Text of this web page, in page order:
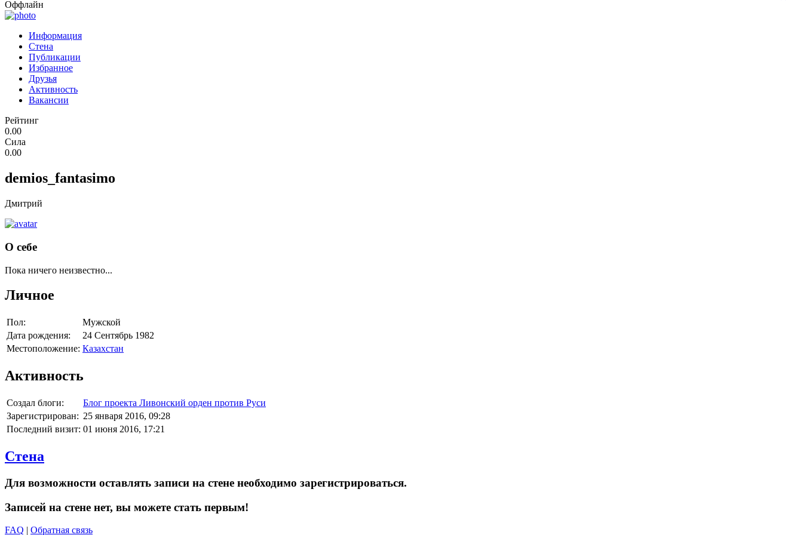
Оффлайн
Информация
Стена
Публикации
Избранное
Друзья
Активность
Вакансии
Рейтинг
0.00
Сила
0.00
demios_fantasimo
Дмитрий
О себе
Пока ничего неизвестно...
Личное
Пол:
Мужской
Дата рождения:
24 Сентябрь 1982
Местоположение: Казахстан
Активность
Создал блоги:
Блог проекта Ливонский орден против Руси
Зарегистрирован: 25 января 2016, 09:28
Последний визит: 01 июня 2016, 17:21
Стена
Для возможности оставлять записи на стене необходимо зарегистрироваться.
Записей на стене нет, вы можете стать первым!
FAQ | Обратная связь